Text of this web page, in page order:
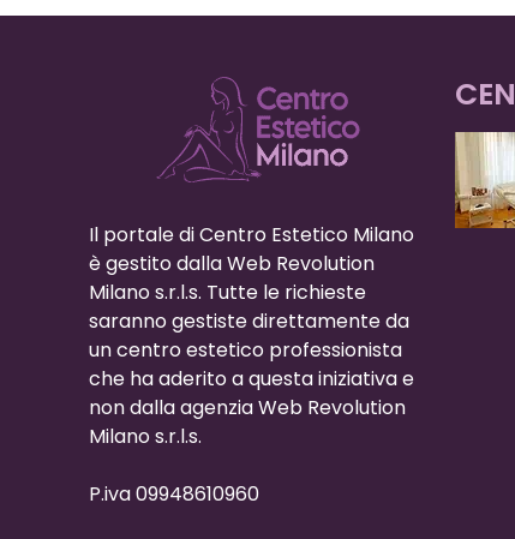
Il portale di Centro Estetico Milano
è gestito dalla Web Revolution
Milano s.r.l.s. Tutte le richieste
saranno gestiste direttamente da
un centro estetico professionista
che ha aderito a questa iniziativa e
non dalla agenzia Web Revolution
Milano s.r.l.s.
P.iva 09948610960